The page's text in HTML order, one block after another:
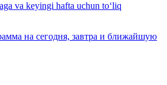
va keyingi hafta uchun to‘liq
на сегодня, завтра и ближайшую